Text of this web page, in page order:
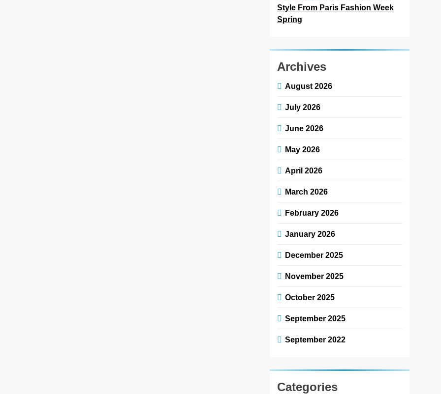
Style From Paris Fashion Week
Spring
Archives
August 2026
July 2026
June 2026
May 2026
April 2026
March 2026
February 2026
January 2026
December 2025
November 2025
October 2025
September 2025
September 2022
Categories